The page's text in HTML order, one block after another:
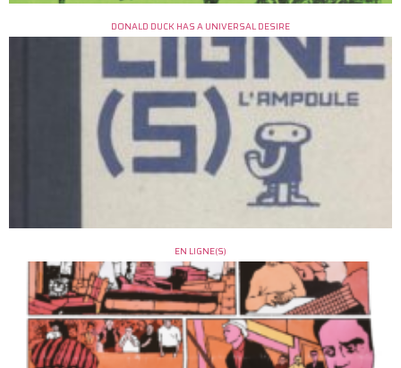
DONALD DUCK HAS A UNIVERSAL DESIRE
EN LIGNE(S)